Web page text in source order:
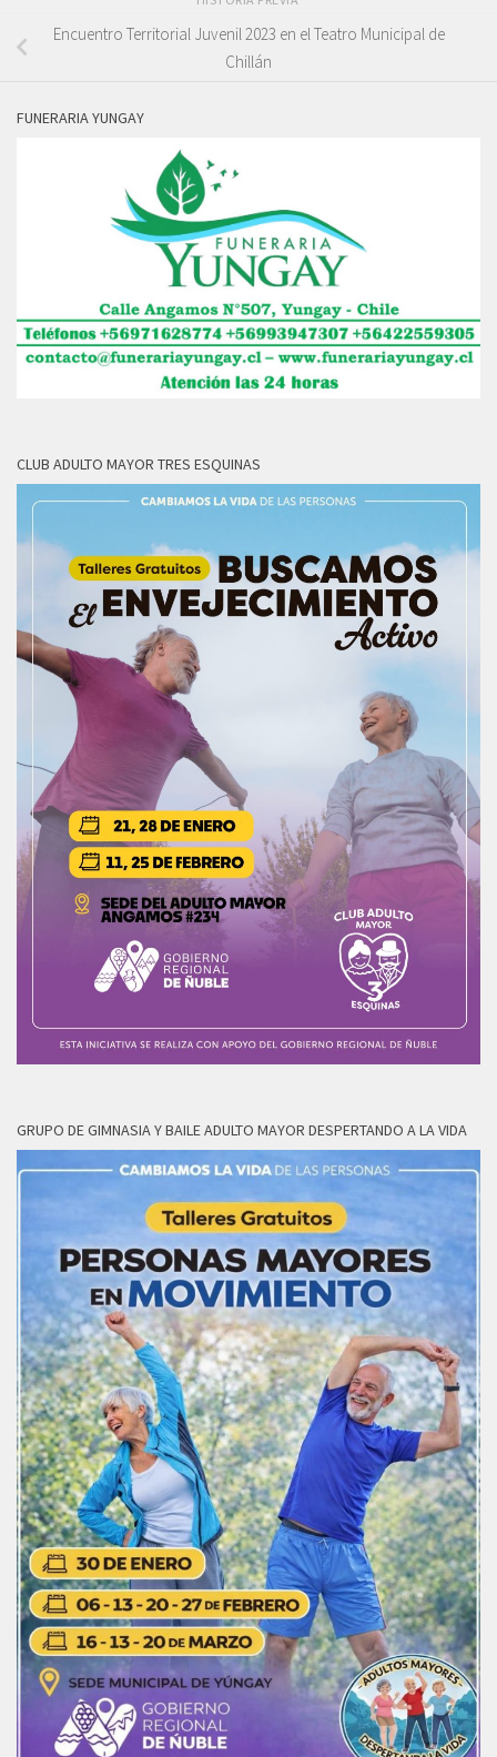
Encuentro Territorial Juvenil 2023 en el Teatro Municipal de
Chillán
FUNERARIA YUNGAY
CLUB ADULTO MAYOR TRES ESQUINAS
GRUPO DE GIMNASIA Y BAILE ADULTO MAYOR DESPERTANDO A LA VIDA